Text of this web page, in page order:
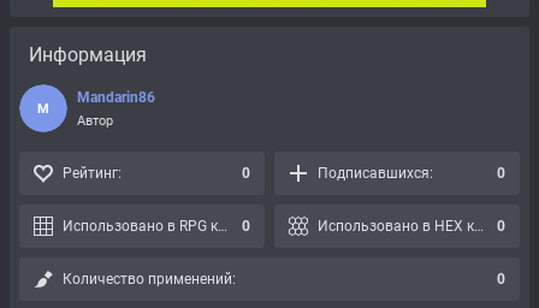
Информация
M
Mandarin86
Автор
Рейтинг: 0 Подписавшихся: 0
Использовано в RPG картах: 0 Использовано в HEX картах: 0
Количество применений: 0